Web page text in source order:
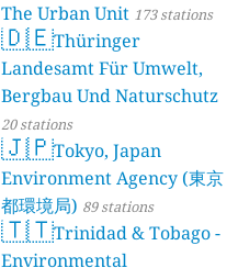
The Urban Unit 173 stations
🇩🇪Thüringer
Landesamt Für Umwelt,
Bergbau Und Naturschutz
20 stations
🇯🇵Tokyo, Japan
Environment Agency (東京
都環境局) 89 stations
🇹🇹Trinidad & Tobago -
Environmental